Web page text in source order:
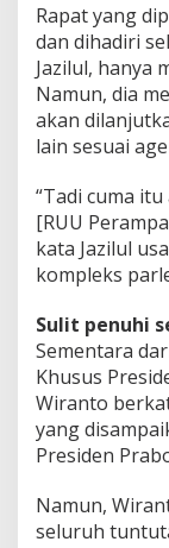
Rapat yang
dan dihadiri
Jazilul, hanya
Namun, dia
akan
lain sesuai
“Tadi cuma
[RUU
kata Jazilul
kompleks
Sulit penuhi
Sementara
Khusus
Wiranto
yang
Presiden
Namun,
seluruh